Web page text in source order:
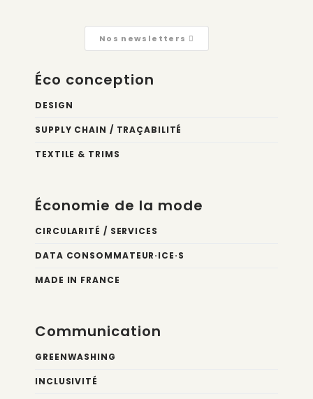
Nos newsletters
Éco conception
DESIGN
SUPPLY CHAIN / TRAÇABILITÉ
TEXTILE & TRIMS
Économie de la mode
CIRCULARITÉ / SERVICES
DATA CONSOMMATEUR·ICE·S
MADE IN FRANCE
Communication
GREENWASHING
INCLUSIVITÉ